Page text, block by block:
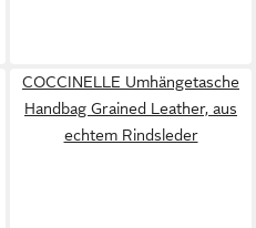
COCCINELLE Umhängetasche
Handbag Grained Leather, aus
echtem Rindsleder